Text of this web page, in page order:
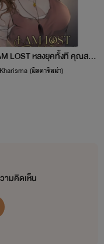
ไงกันล่ะทีนี้
อยได้ไหมคะ” แอลรีบ
ยืนคุยกันอยู่ด้วยหัวใจ
ไม่มีผู้ชายเลยคะ แล้ว
วเราะคิกคัก
ออยู่หลายดุ้นเลย” หญิง
จบแล้ว]
จบแล้ว]
จบแล้ว]
จบแล้ว]
จบแล้ว]
LOST หลงยุคทั้งที คุณสามี
บมือไม่ง่าย 3P
(มิสคาริสม่า)
ามคิดเห็น